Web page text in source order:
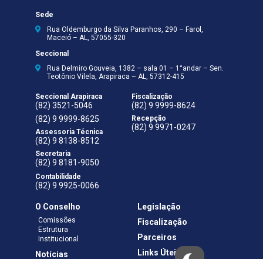
Sede
Rua Oldemburgo da Silva Paranhos, 290 – Farol,
Maceió – AL, 57055-320
Seccional
Rua Delmiro Gouveia, 1382 – sala 01 – 1°andar – Sen.
Teotônio Vilela, Arapiraca – AL, 57312-415
Seccional Arapiraca
(82) 3521-5046
(82) 9 9999-8625
Assessoria Técnica
(82) 9 8138-8512
Secretaria
(82) 9 8181-9050
Contabilidade
(82) 9 9925-0066
Fiscalização
(82) 9 9999-8624
Recepção
(82) 9 9971-0247
O Conselho
Comissões
Estrutura
Institucional
Notícias
Legislação
Fiscalização
Parceiros
Links Úteis